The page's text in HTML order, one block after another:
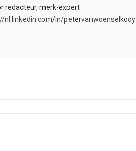
redacteur, merk-expert
nl.linkedin.com/in/petervanwoenselkooy